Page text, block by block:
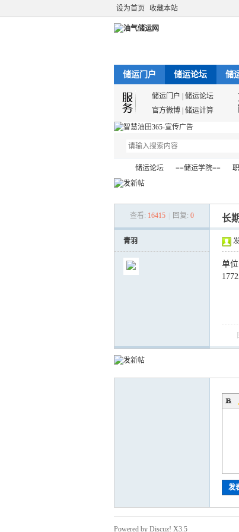
设为首页 收藏本站
储运门户 储运论坛 储
储运门户 储运论坛
官方微博 储运计算
储运论坛
›
==储运学院==
›
查看: 16415 回复: 0 长
青羽
单
发
Powered by Discuz! X3.5